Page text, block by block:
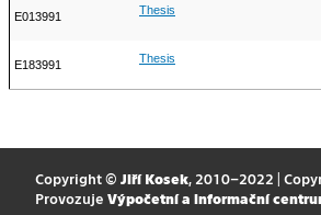
E013991 Thesis
E183991 Thesis
Copyright © Jiří Kosek, 2010–2022 |
Provozuje Výpočetní a informační